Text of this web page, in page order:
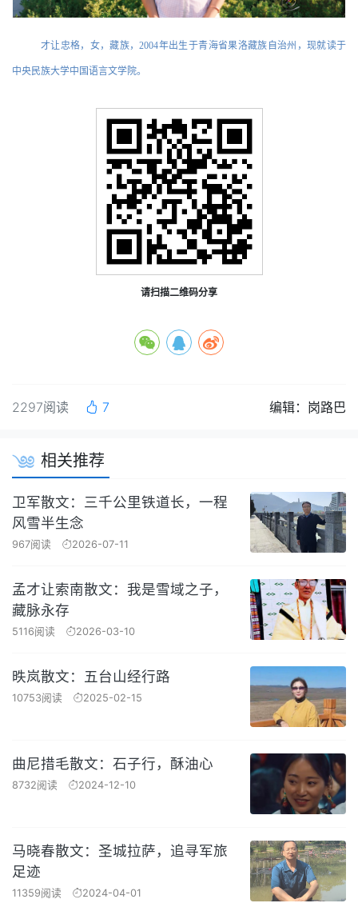
才让忠格，女，藏族，2004年出生于青海省果洛藏族自治州，现就读于
中央民族大学中国语言文学院。
请扫描二维码分享
2297阅读 7 编辑：岗路巴
相关推荐
卫军散文：三千公里铁道长，一程
风雪半生念
967阅读 2026-07-11
孟才让索南散文：我是雪域之子，
藏脉永存
5116阅读 2026-03-10
昳岚散文：五台山经行路
10753阅读 2025-02-15
曲尼措毛散文：石子行，酥油心
8732阅读 2024-12-10
马晓春散文：圣城拉萨，追寻军旅
足迹
11359阅读 2024-04-01